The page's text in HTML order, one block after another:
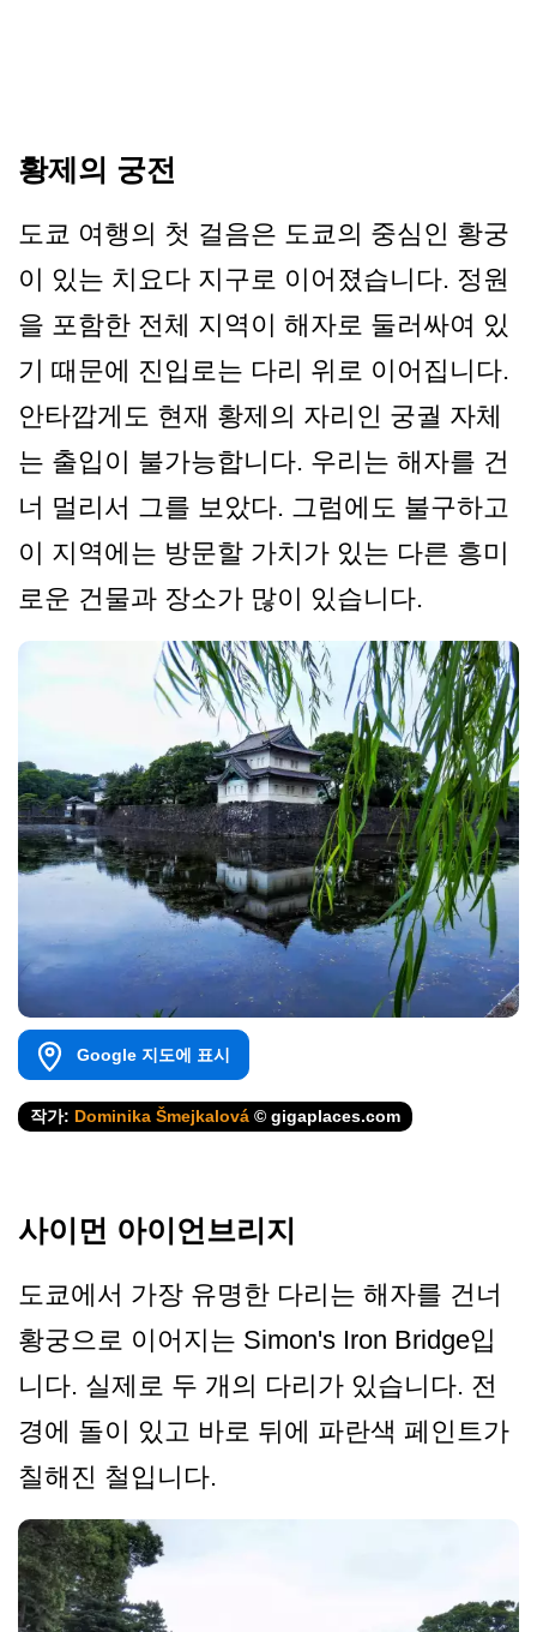
황제의 궁전
도쿄 여행의 첫 걸음은 도쿄의 중심인 황궁
이 있는 치요다 지구로 이어졌습니다. 정원
을 포함한 전체 지역이 해자로 둘러싸여 있
기 때문에 진입로는 다리 위로 이어집니다.
안타깝게도 현재 황제의 자리인 궁궐 자체
는 출입이 불가능합니다. 우리는 해자를 건
너 멀리서 그를 보았다. 그럼에도 불구하고
이 지역에는 방문할 가치가 있는 다른 흥미
로운 건물과 장소가 많이 있습니다.
Google 지도에 표시
작가: Dominika Šmejkalová © gigaplaces.com
사이먼 아이언브리지
도쿄에서 가장 유명한 다리는 해자를 건너
황궁으로 이어지는 Simon's Iron Bridge입
니다. 실제로 두 개의 다리가 있습니다. 전
경에 돌이 있고 바로 뒤에 파란색 페인트가
칠해진 철입니다.